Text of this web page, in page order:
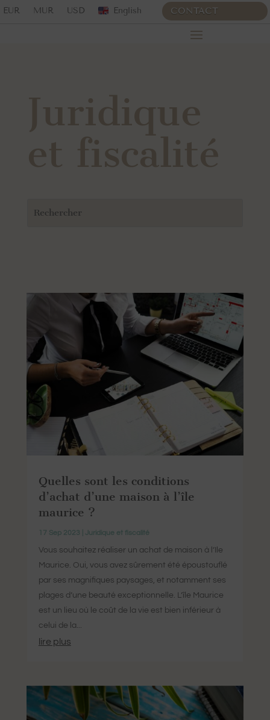
EUR MUR USD English CONTACT
Quelles sont les conditions
d’achat d’une maison à l’île
maurice ?
17 Sep 2023 Juridique et fiscalité
Vous souhaitez réaliser un achat de maison à l’Ile
Maurice. Oui, vous avez sûrement été époustouflé
par ses magnifiques paysages, et notamment ses
plages d’une beauté exceptionnelle. L’île Maurice
est un lieu où le coût de la vie est bien inférieur à
celui de la...
lire plus